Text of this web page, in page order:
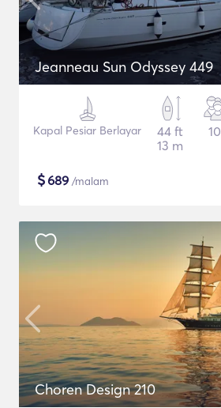
Jeanneau Sun Odyssey 449
Kapal Pesiar Berlayar
44 ft
13 m
10
$689 /malam
Choren Design 210